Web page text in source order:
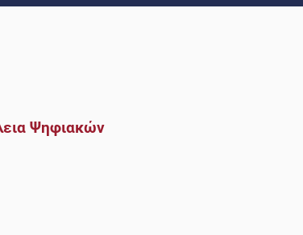
Ψηφιακών